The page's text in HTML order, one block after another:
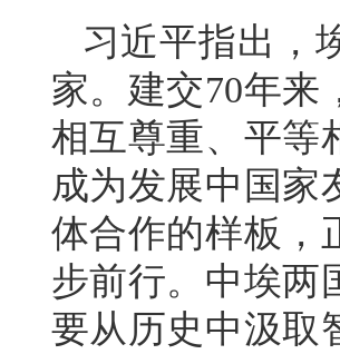
习近平指出，
家。建交70年来
相互尊重、平等
成为发展中国家
体合作的样板，
步前行。中埃两
要从历史中汲取